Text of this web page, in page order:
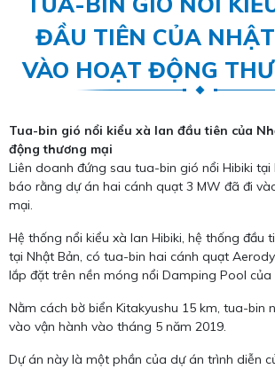
ĐẦU TIÊN CỦA
VÀO HOẠT ĐỘNG
Tua-bin gió nổi kiểu xà lan đầu tiên của
động thương mại
Liên doanh đứng sau tua-bin gió nổi Hibiki
báo rằng dự án hai cánh quạt 3 MW đã đi
mại.
Hệ thống nổi kiểu xà lan Hibiki, hệ thống đầu
tại Nhật Bản, có tua-bin hai cánh quạt
lắp đặt trên nền móng nổi Damping Pool của
Nằm cách bờ biển Kitakyushu 15 km, tua-bin
vào vận hành vào tháng 5 năm 2019.
Dự án này là một phần của dự án trình diễn